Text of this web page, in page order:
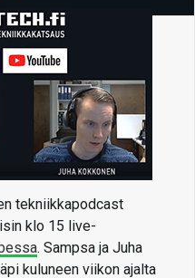
tekniikkapodcast
klo 15 live-
. Sampsa ja Juha
kuluneen viikon ajalta